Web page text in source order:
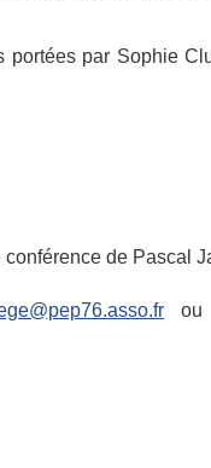
portées par Sophie
de Pascal
ou